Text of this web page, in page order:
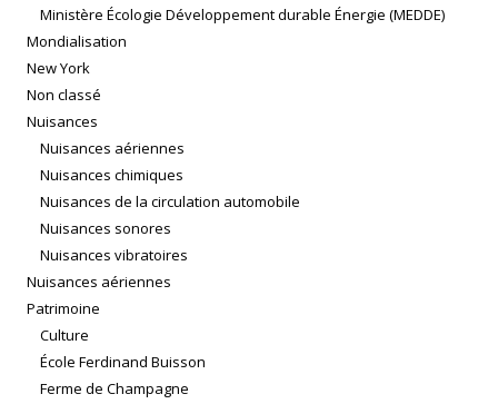
Ministère Écologie Développement durable Énergie (MEDDE)
Mondialisation
New York
Non classé
Nuisances
Nuisances aériennes
Nuisances chimiques
Nuisances de la circulation automobile
Nuisances sonores
Nuisances vibratoires
Nuisances aériennes
Patrimoine
Culture
École Ferdinand Buisson
Ferme de Champagne